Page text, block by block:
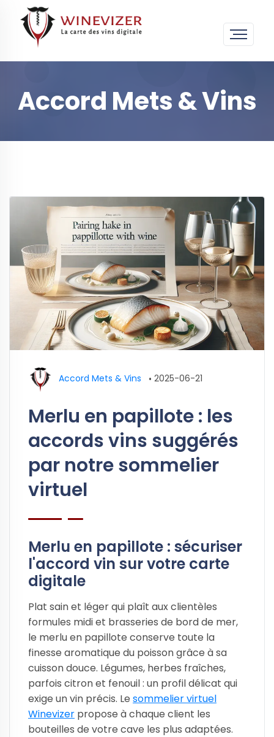
Accord Mets & Vins
Accord Mets & Vins • 2025-06-21
Merlu en papillote : les
accords vins suggérés
par notre sommelier
virtuel
Merlu en papillote : sécuriser
l'accord vin sur votre carte
digitale
Plat sain et léger qui plaît aux clientèles
formules midi et brasseries de bord de mer,
le merlu en papillote conserve toute la
finesse aromatique du poisson grâce à sa
cuisson douce. Légumes, herbes fraîches,
parfois citron et fenouil : un profil délicat qui
exige un vin précis. Le sommelier virtuel
Winevizer propose à chaque client les
bouteilles de votre cave les plus adaptées.